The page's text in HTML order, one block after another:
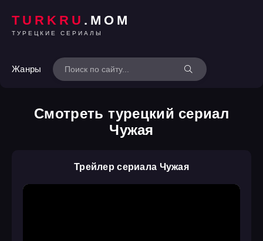
TURKRU .MOM
ТУРЕЦКИЕ СЕРИАЛЫ
Жанры
Смотреть турецкий сериал
Чужая
Трейлер сериала Чужая